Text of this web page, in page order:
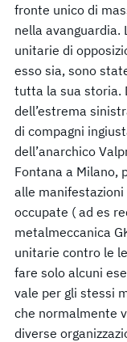
fronte unico di
nella
unitarie di
esso sia, sono
tutta la sua storia.
dell’estrema
di compagni
dell’anarchico
Fontana a Milano,
alle
occupate ( ad es
metalmeccanica
unitarie contro le
fare solo alcuni
vale per gli stessi
che normalmente
diverse